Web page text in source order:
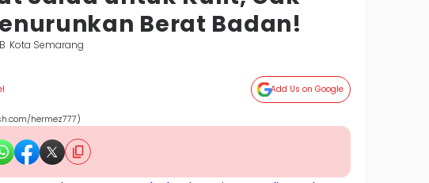
Berat Badan!
Kota Semarang
Add Us on Google
hermez777)